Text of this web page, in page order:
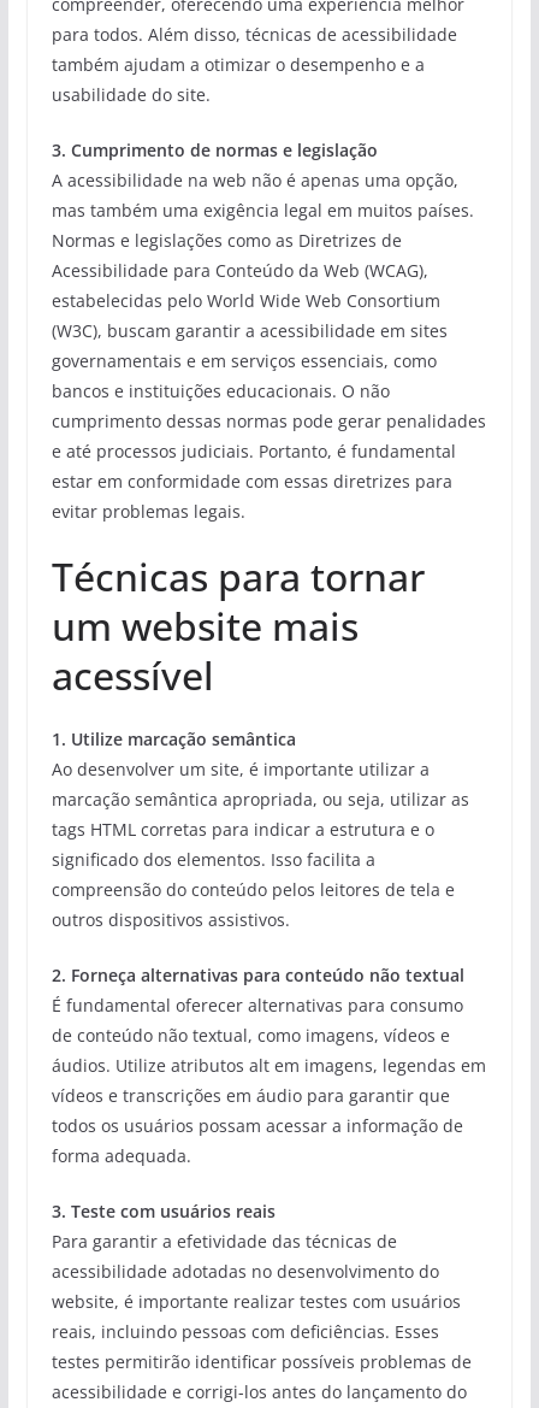
para todos. Além disso, técnicas de acessibilidade
também ajudam a otimizar o desempenho e a
usabilidade do site.
3. Cumprimento de normas e legislação
A acessibilidade na web não é apenas uma opção,
mas também uma exigência legal em muitos países.
Normas e legislações como as Diretrizes de
Acessibilidade para Conteúdo da Web (WCAG),
estabelecidas pelo World Wide Web Consortium
(W3C), buscam garantir a acessibilidade em sites
governamentais e em serviços essenciais, como
bancos e instituições educacionais. O não
cumprimento dessas normas pode gerar penalidades
e até processos judiciais. Portanto, é fundamental
estar em conformidade com essas diretrizes para
evitar problemas legais.
Técnicas para tornar
um website mais
acessível
1. Utilize marcação semântica
Ao desenvolver um site, é importante utilizar a
marcação semântica apropriada, ou seja, utilizar as
tags HTML corretas para indicar a estrutura e o
significado dos elementos. Isso facilita a
compreensão do conteúdo pelos leitores de tela e
outros dispositivos assistivos.
2. Forneça alternativas para conteúdo não textual
É fundamental oferecer alternativas para consumo
de conteúdo não textual, como imagens, vídeos e
áudios. Utilize atributos alt em imagens, legendas em
vídeos e transcrições em áudio para garantir que
todos os usuários possam acessar a informação de
forma adequada.
3. Teste com usuários reais
Para garantir a efetividade das técnicas de
acessibilidade adotadas no desenvolvimento do
website, é importante realizar testes com usuários
reais, incluindo pessoas com deficiências. Esses
testes permitirão identificar possíveis problemas de
acessibilidade e corrigi-los antes do lançamento do